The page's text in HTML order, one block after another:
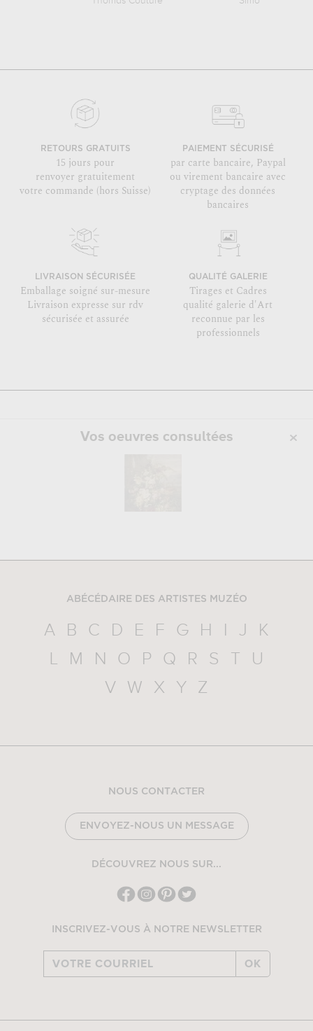
RETOURS GRATUITS
15 jours pour
renvoyer gratuitement
votre commande (hors Suisse)
PAIEMENT SÉCURISÉ
par carte bancaire, Paypal
ou virement bancaire avec
cryptage des données
bancaires
LIVRAISON SÉCURISÉE
Emballage soigné sur-mesure
Livraison expresse sur rdv
sécurisée et assurée
QUALITÉ GALERIE
Tirages et Cadres
qualité galerie d'Art
reconnue par les
professionnels
Vos oeuvres consultées
ABÉCÉDAIRE DES ARTISTES MUZÉO
A B C D E F G H I J
K
L
M N O P Q R S T
U
V
W X Y Z
NOUS CONTACTER
ENVOYEZ-NOUS UN MESSAGE
DÉCOUVREZ NOUS SUR...
INSCRIVEZ-VOUS À NOTRE NEWSLETTER
OK